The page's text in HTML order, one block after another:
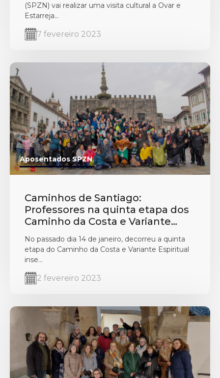
(SPZN) vai realizar uma visita cultural a Ovar e
Estarreja...
7 fevereiro 2023
Aposentados SPZN
Caminhos de Santiago:
Professores na quinta etapa dos
Caminho da Costa e Variante
Espiritual
No passado dia 14 de janeiro, decorreu a quinta
etapa do Caminho da Costa e Variante Espiritual
inse...
2 fevereiro 2023